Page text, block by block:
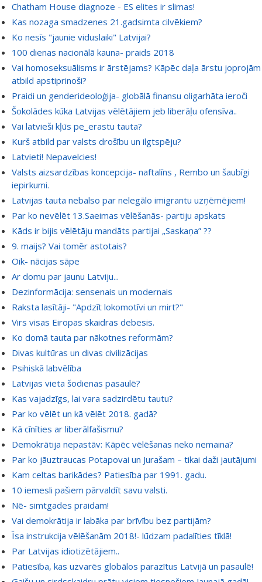
Chatham House diagnoze - ES elites ir slimas!
Kas nozaga smadzenes 21.gadsimta cilvēkiem?
Ko nesīs "jaunie viduslaiki" Latvijai?
100 dienas nacionālā kauna- praids 2018
Vai homoseksuālisms ir ārstējams? Kāpēc daļa ārstu joprojām
atbild apstiprinoši?
Praidi un genderideoloģija- globālā finansu oligarhāta ieroči
Šokolādes kūka Latvijas vēlētājiem jeb liberāļu ofensīva..
Vai latvieši kļūs pe_erastu tauta?
Kurš atbild par valsts drošību un ilgtspēju?
Latvieti! Nepavelcies!
Valsts aizsardzības koncepcija- naftalīns , Rembo un šaubīgi
iepirkumi.
Latvijas tauta nebalso par nelegālo imigrantu uzņēmējiem!
Par ko nevēlēt 13.Saeimas vēlēšanās- partiju apskats
Kāds ir bijis vēlētāju mandāts partijai „Saskaņa” ??
9. maijs? Vai tomēr astotais?
Oik- nācijas sāpe
Ar domu par jaunu Latviju...
Dezinformācija: sensenais un modernais
Raksta lasītāji- "Apdzīt lokomotīvi un mirt?"
Virs visas Eiropas skaidras debesis.
Ko domā tauta par nākotnes reformām?
Divas kultūras un divas civilizācijas
Psihiskā labvēlība
Latvijas vieta šodienas pasaulē?
Kas vajadzīgs, lai vara sadzirdētu tautu?
Par ko vēlēt un kā vēlēt 2018. gadā?
Kā cīnīties ar liberālfašismu?
Demokrātija nepastāv: Kāpēc vēlēšanas neko nemaina?
Par ko jāuztraucas Potapovai un Jurašam – tikai daži jautājumi
Kam celtas barikādes? Patiesība par 1991. gadu.
10 iemesli pašiem pārvaldīt savu valsti.
Nē- simtgades praidam!
Vai demokrātija ir labāka par brīvību bez partijām?
Īsa instrukcija vēlēšanām 2018!- lūdzam padalīties tīklā!
Par Latvijas idiotizētājiem..
Patiesība, kas uzvarēs globālos parazītus Latvijā un pasaulē!